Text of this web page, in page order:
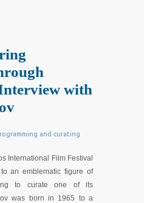
with
and curating
International Film Festival
an emblematic figure of
to curate one of its
was born in 1965 to a